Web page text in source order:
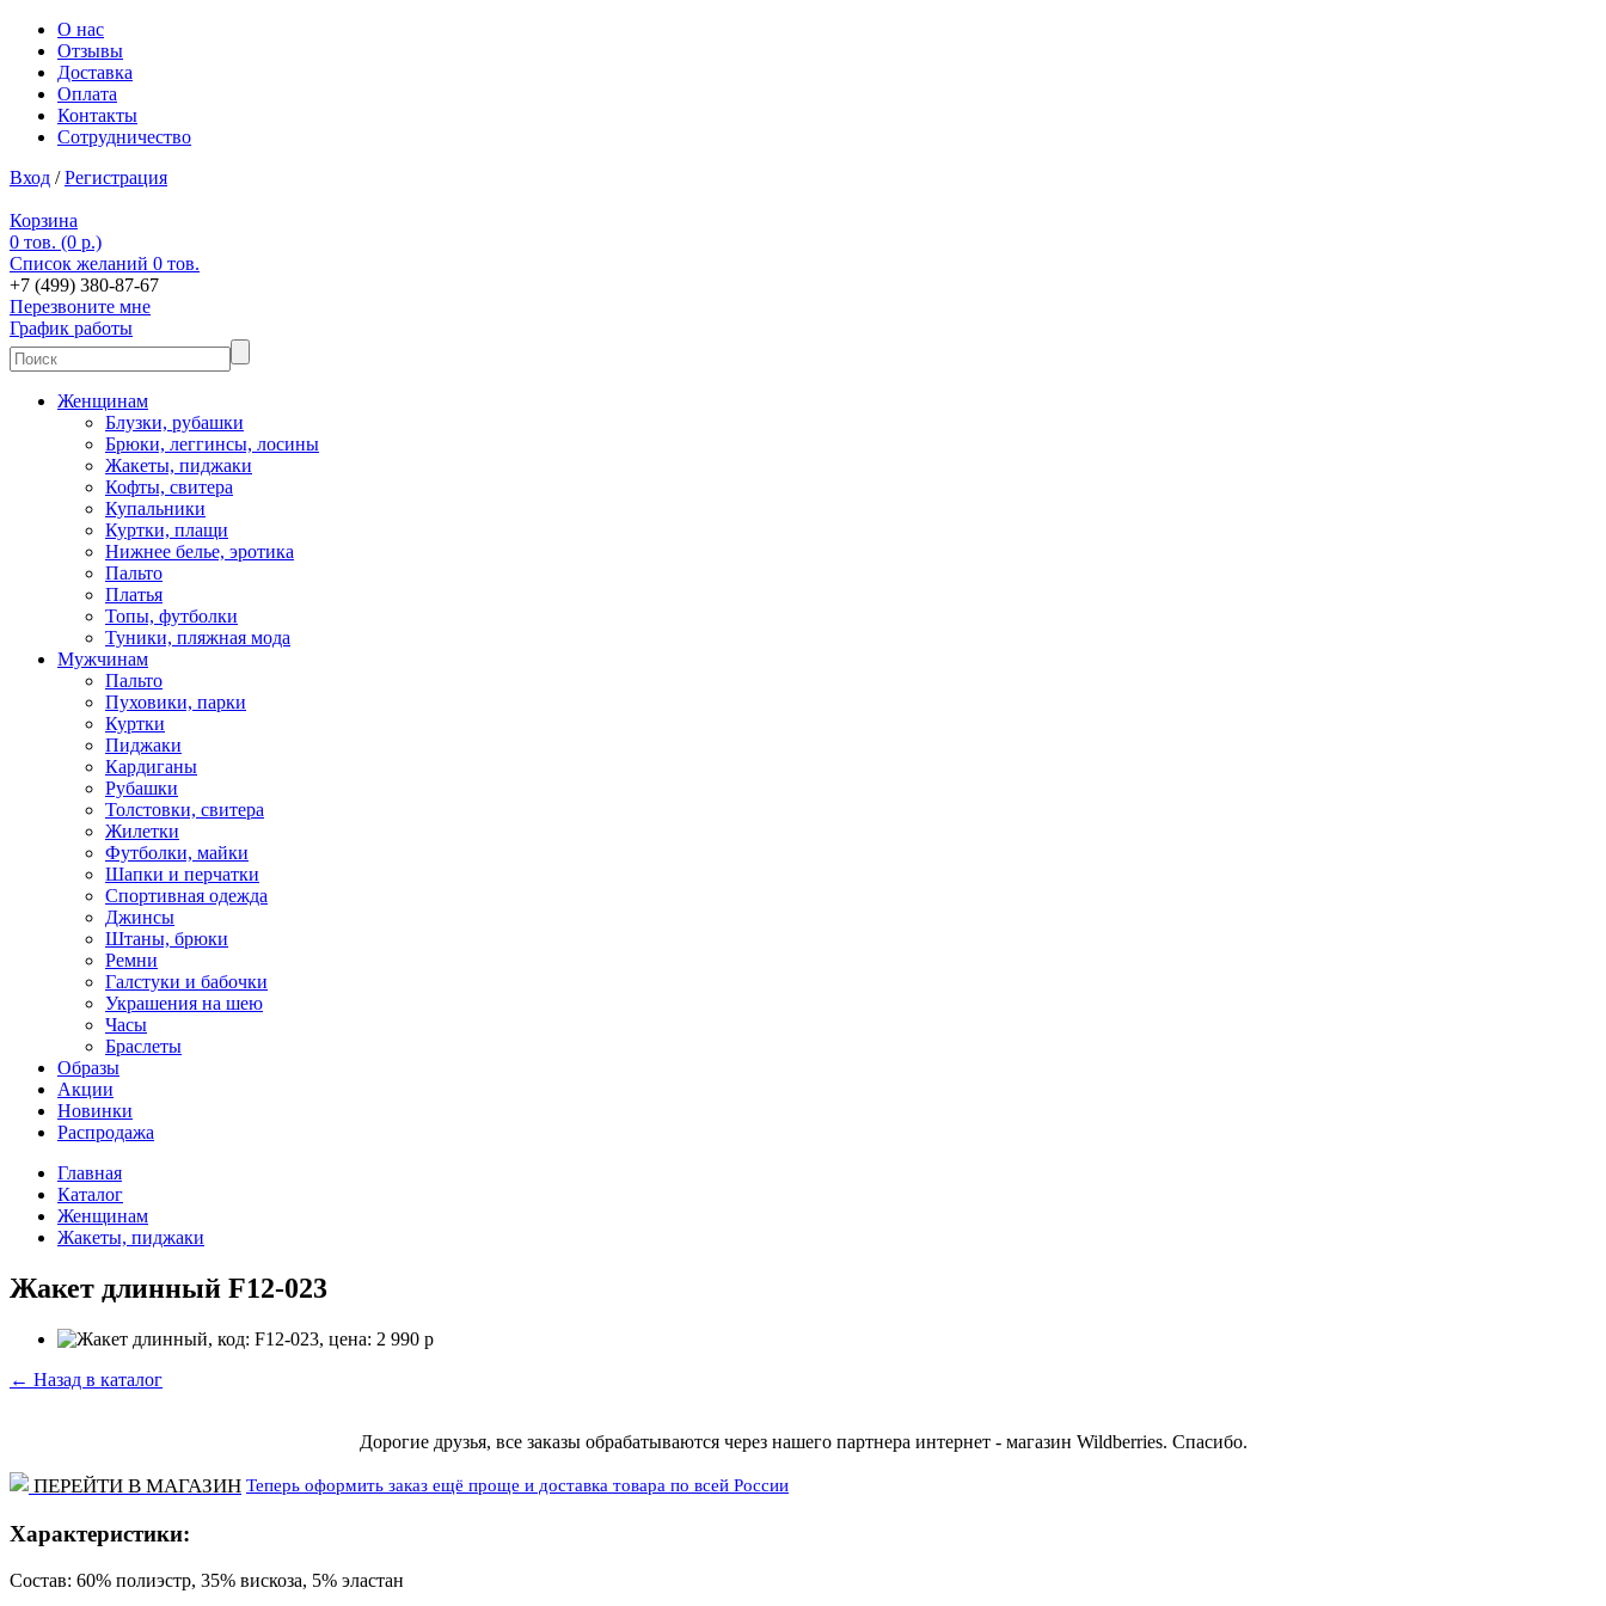
О нас
Отзывы
Доставка
Оплата
Контакты
Сотрудничество
Вход /Регистрация
Корзина
0 тов. (0 р.)
Список желаний 0 тов.
+7 (499) 380-87-67
Перезвоните мне
График работы
Женщинам
Блузки, рубашки
Брюки, леггинсы, лосины
Жакеты, пиджаки
Кофты, свитера
Купальники
Куртки, плащи
Нижнее белье, эротика
Пальто
Платья
Топы, футболки
Туники, пляжная мода
Мужчинам
Пальто
Пуховики, парки
Куртки
Пиджаки
Кардиганы
Рубашки
Толстовки, свитера
Жилетки
Футболки, майки
Шапки и перчатки
Спортивная одежда
Джинсы
Штаны, брюки
Ремни
Галстуки и бабочки
Украшения на шею
Часы
Браслеты
Образы
Акции
Новинки
Распродажа
Главная
Каталог
Женщинам
Жакеты, пиджаки
Жакет длинный F12-023
← Назад в каталог
Дорогие друзья, все заказы обрабатываются через нашего партнера интернет - магазин Wildberries. Спасибо.
ПЕРЕЙТИ В МАГАЗИН Теперь оформить заказ ещё проще и доставка товара по всей России
Характеристики:
Состав: 60% полиэстр, 35% вискоза, 5% эластан